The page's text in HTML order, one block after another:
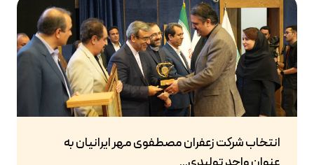
انتخاب شرکت زعفران مصطفوی مهر ایرانیان به